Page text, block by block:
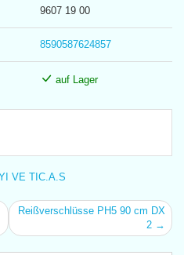
9607 19 00
8590587624857
auf Lager
VE TIC.A.S
Reißverschlüsse PH5 90 cm DX
2 →